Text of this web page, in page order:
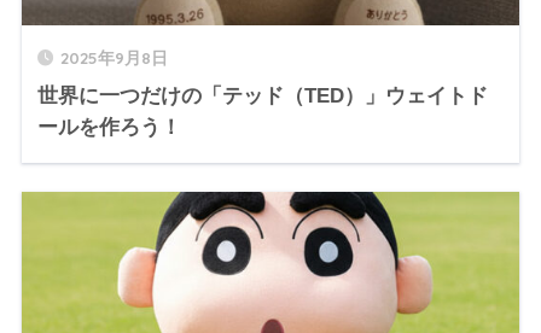
2025年9月8日
世界に一つだけの「テッド（TED）」ウェイトド
ールを作ろう！